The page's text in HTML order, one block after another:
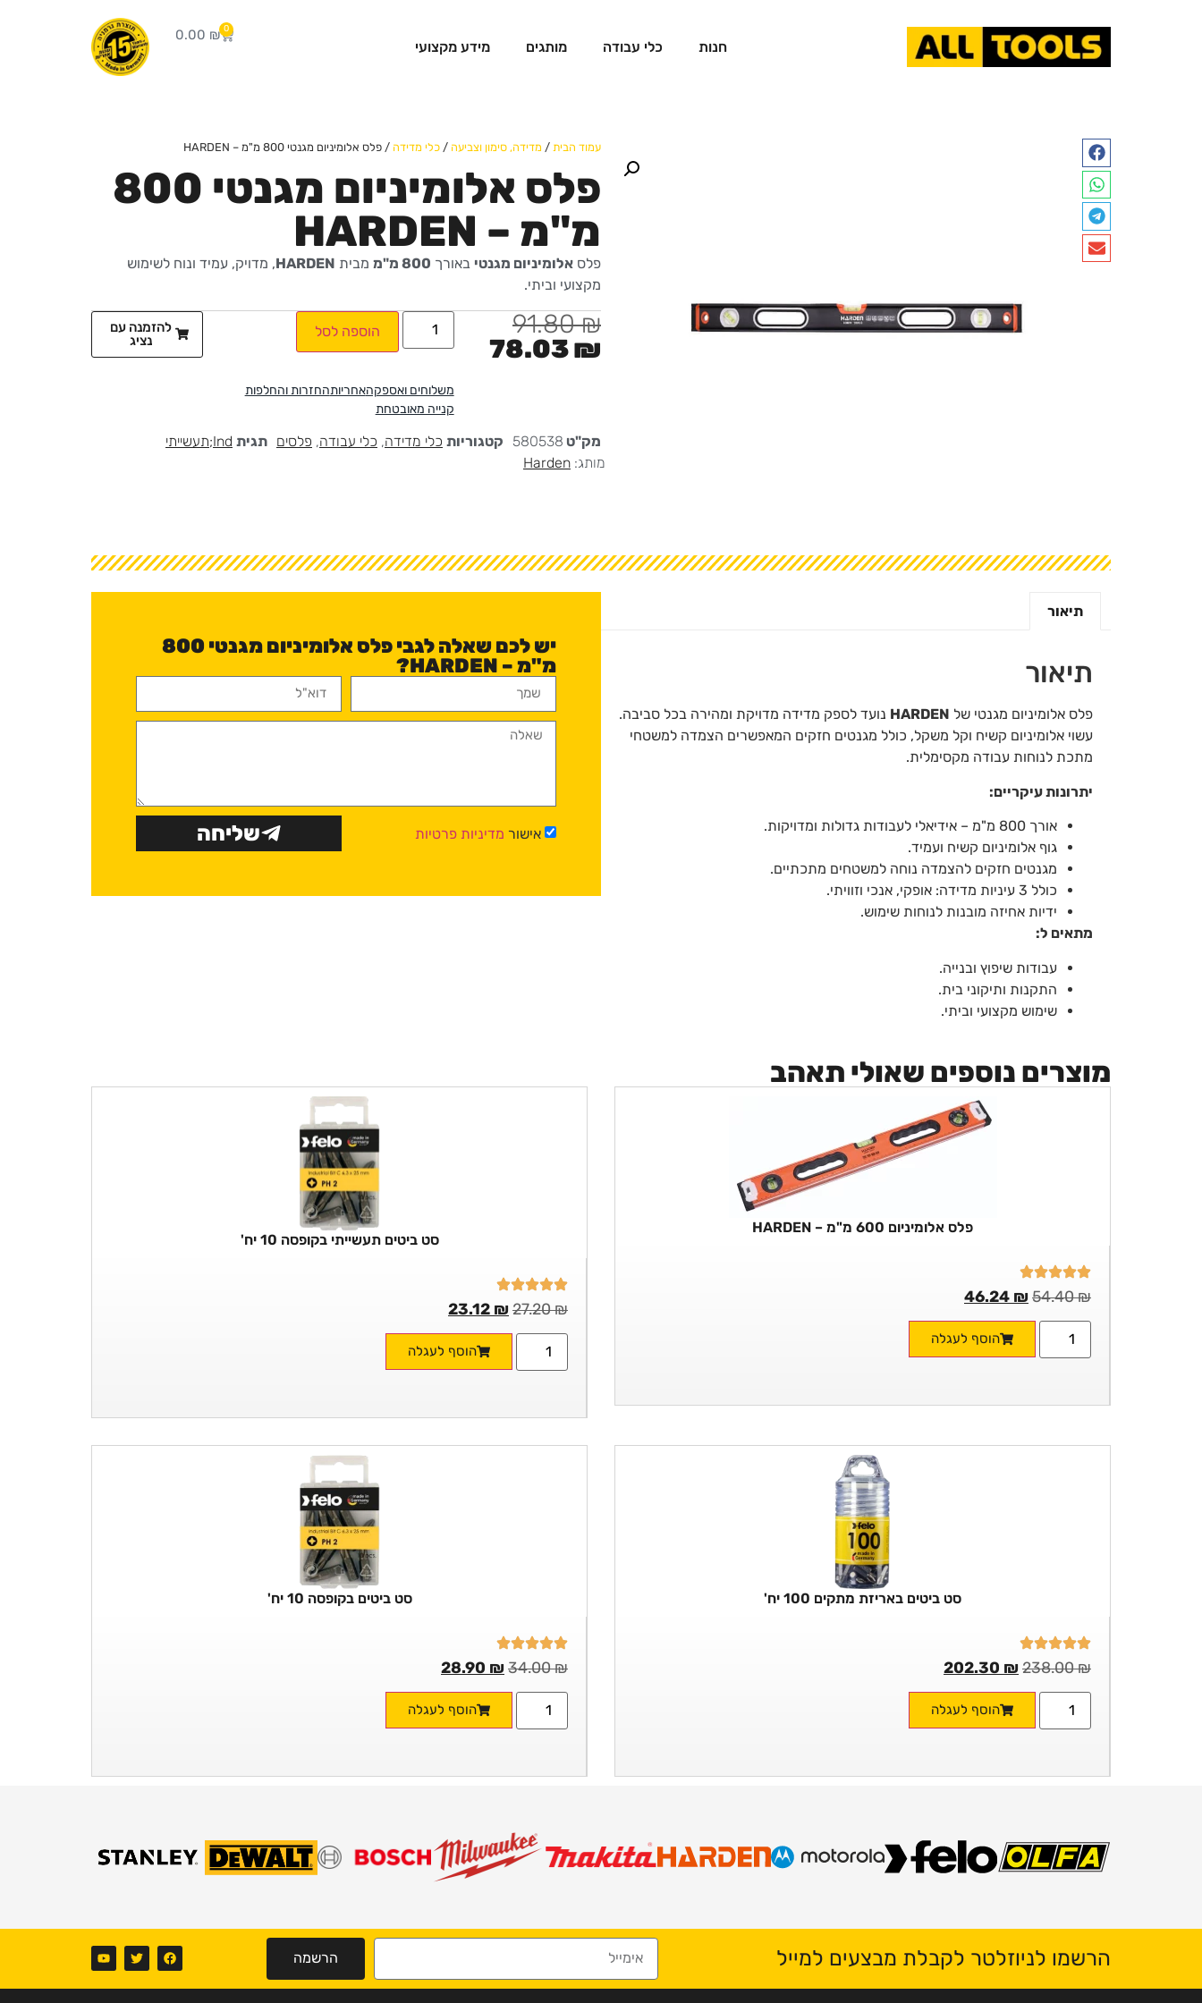
חנות כלי עבודה מותגים מידע מקצועי
0.00 ₪ 0
עמוד הבית / מדידה, סימון וצביעה / כלי מדידה / פלס אלומיניום מגנטי 800 מ"מ – HARDEN
פלס אלומיניום מגנטי 800
מ"מ – HARDEN
פלס אלומיניום מגנטי באורך 800 מ"מ מבית HARDEN, מדויק, עמיד ונוח לשימוש
מקצועי וביתי.
91.80₪
78.03₪
הוספה לסל
משלוחים ואספקהאחריותהחזרות והחלפות
קנייה מאובטחת
להזמנה עם
נציג
מק"ט 580538 קטגוריות כלי מדידה, כלי עבודה, פלסים תגית Ind;תעשייתי
מותג: Harden
תיאור
תיאור
פלס אלומיניום מגנטי של HARDEN נועד לספק מדידה מדויקת ומהירה בכל סביבה.
עשוי אלומיניום קשיח וקל משקל, כולל מגנטים חזקים המאפשרים הצמדה למשטחי
מתכת לנוחות עבודה מקסימלית.
יתרונות עיקריים:
אורך 800 מ"מ – אידיאלי לעבודות גדולות ומדויקות.
גוף אלומיניום קשיח ועמיד.
מגנטים חזקים להצמדה נוחה למשטחים מתכתיים.
כולל 3 עיניות מדידה: אופקי, אנכי וזוויתי.
ידיות אחיזה מובנות לנוחות שימוש.
מתאים ל:
עבודות שיפוץ ובנייה.
התקנות ותיקוני בית.
שימוש מקצועי וביתי.
יש לכם שאלה לגבי פלס אלומיניום מגנטי 800
מ"מ – HARDEN?
אישור מדיניות פרטיות שליחה
מוצרים נוספים שאולי תאהב
פלס אלומיניום 600 מ"מ – HARDEN
54.40₪
46.24 ₪
הוסף לעגלה
סט ביטים תעשייתי בקופסה 10 יח'
27.20₪
23.12 ₪
הוסף לעגלה
סט ביטים באריזת מתקים 100 יח'
238.00₪
202.30 ₪
הוסף לעגלה
סט ביטים בקופסה 10 יח'
34.00₪
28.90 ₪
הוסף לעגלה
הרשמו לניוזלטר לקבלת מבצעים למייל הרשמה